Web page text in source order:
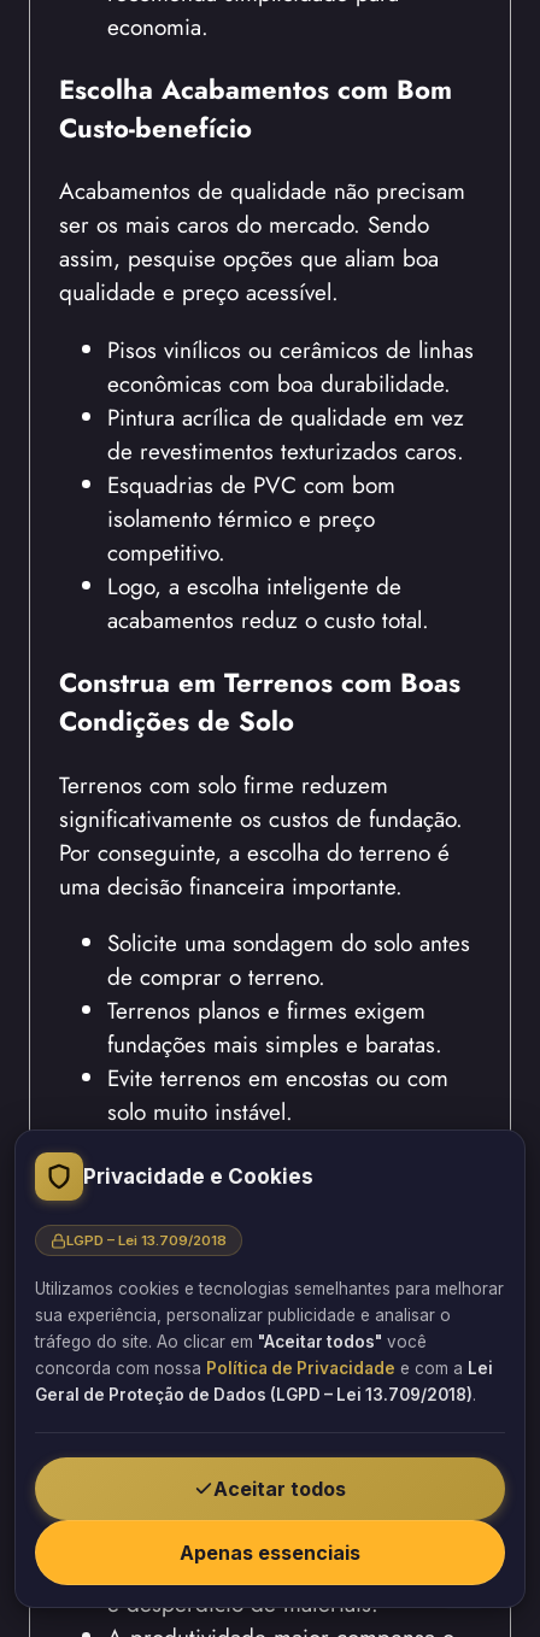
economia.
Escolha Acabamentos com Bom
Custo-benefício
Acabamentos de qualidade não precisam
ser os mais caros do mercado. Sendo
assim, pesquise opções que aliam boa
qualidade e preço acessível.
Pisos vinílicos ou cerâmicos de linhas
econômicas com boa durabilidade.
Pintura acrílica de qualidade em vez
de revestimentos texturizados caros.
Esquadrias de PVC com bom
isolamento térmico e preço
competitivo.
Logo, a escolha inteligente de
acabamentos reduz o custo total.
Construa em Terrenos com Boas
Condições de Solo
Terrenos com solo firme reduzem
significativamente os custos de fundação.
Por conseguinte, a escolha do terreno é
uma decisão financeira importante.
Solicite uma sondagem do solo antes
de comprar o terreno.
Terrenos planos e firmes exigem
fundações mais simples e baratas.
Evite terrenos em encostas ou com
solo muito instável.
pode chegar a 40%.
Contrate Mão de Obra
Especializada
Profissionais especializados em estrutura
metálica trabalham mais rápido e com
qualidade. Portanto, contratar especialistas
evita retrabalhos e desperdícios.
Equipes especializadas montam a
estrutura em dias, não em meses.
O conhecimento técnico reduz erros
e desperdício de materiais.
Privacidade e Cookies
LGPD – Lei 13.709/2018
Utilizamos cookies e tecnologias semelhantes para melhorar
sua experiência, personalizar publicidade e analisar o
tráfego do site. Ao clicar em "Aceitar todos" você
concorda com nossa Política de Privacidade e com a Lei
Geral de Proteção de Dados (LGPD – Lei 13.709/2018).
Aceitar todos
Apenas essenciais